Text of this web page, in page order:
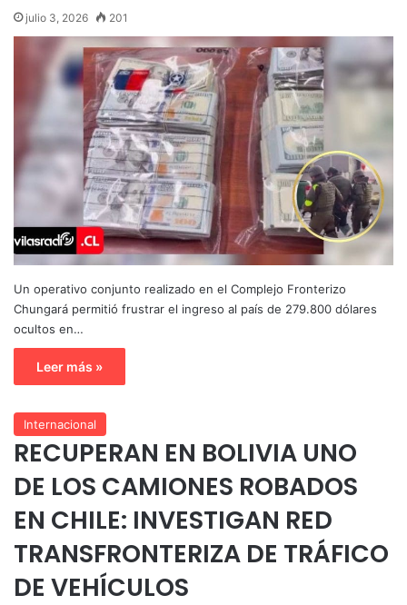
julio 3, 2026 201
Un operativo conjunto realizado en el Complejo Fronterizo
Chungará permitió frustrar el ingreso al país de 279.800 dólares
ocultos en…
Leer más »
Internacional
RECUPERAN EN BOLIVIA UNO
DE LOS CAMIONES ROBADOS
EN CHILE: INVESTIGAN RED
TRANSFRONTERIZA DE TRÁFICO
DE VEHÍCULOS